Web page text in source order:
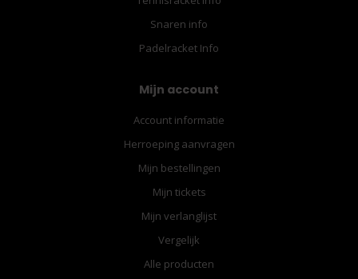
Snaren info
Padelracket Info
Mijn account
Account informatie
Herroeping aanvragen
Mijn bestellingen
Mijn tickets
Mijn verlanglijst
Vergelijk
Alle producten